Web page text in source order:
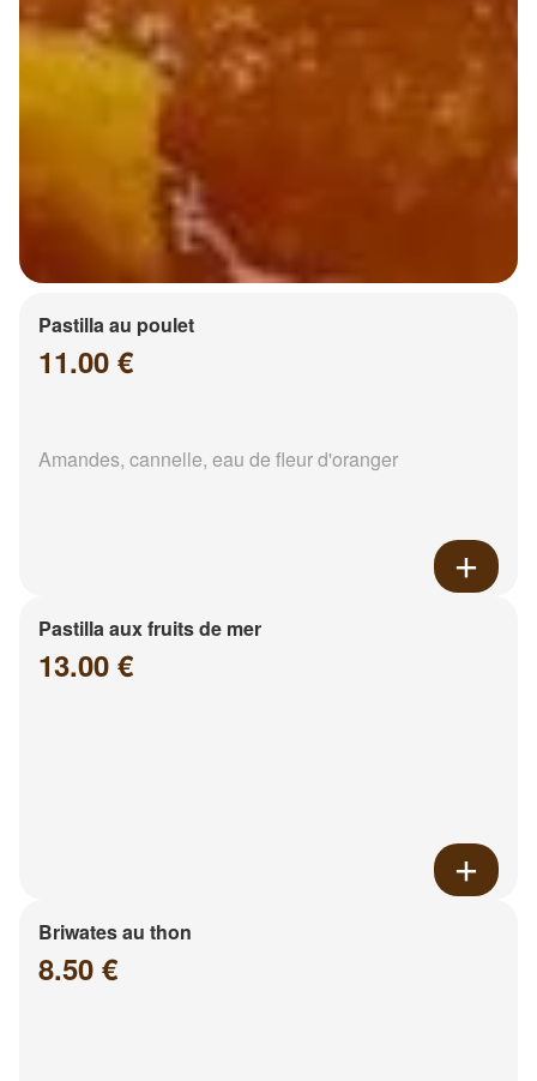
Pastilla au poulet
11.00 €
Amandes, cannelle, eau de fleur d'oranger
Pastilla aux fruits de mer
13.00 €
Briwates au thon
8.50 €